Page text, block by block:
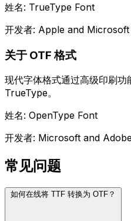
姓名: TrueType Font
开发者: Apple and Microsoft
关于 OTF 格式
现代字体格式通过高级印刷
TrueType。
姓名: OpenType Font
开发者: Microsoft and
常见问题
如何在线将 TTF 转换为 OTF？